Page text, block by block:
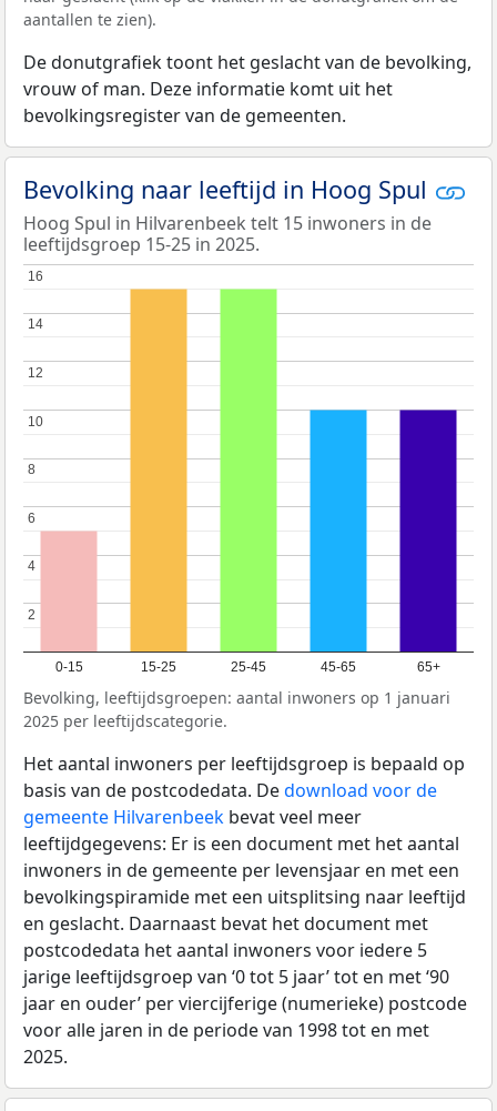
aantallen te zien).
De donutgrafiek toont het geslacht van de bevolking,
vrouw of man. Deze informatie komt uit het
bevolkingsregister van de gemeenten.
Bevolking naar leeftijd in Hoog Spul
Hoog Spul in Hilvarenbeek telt 15 inwoners in de
leeftijdsgroep 15-25 in 2025.
0-15 15-25 25-45 45-65 65+
2
2
4
4
6
6
8
8
10
10
12
12
14
14
16
16
Bevolking, leeftijdsgroepen: aantal inwoners op 1 januari
2025 per leeftijdscategorie.
Het aantal inwoners per leeftijdsgroep is bepaald op
basis van de postcodedata. Dedownload voor de
gemeente Hilvarenbeek bevat veel meer
leeftijdgegevens: Er is een document met het aantal
inwoners in de gemeente per levensjaar en met een
bevolkingspiramide met een uitsplitsing naar leeftijd
en geslacht. Daarnaast bevat het document met
postcodedata het aantal inwoners voor iedere 5
jarige leeftijdsgroep van ‘0 tot 5 jaar’ tot en met ‘90
jaar en ouder’ per viercijferige (numerieke) postcode
voor alle jaren in de periode van 1998 tot en met
2025.